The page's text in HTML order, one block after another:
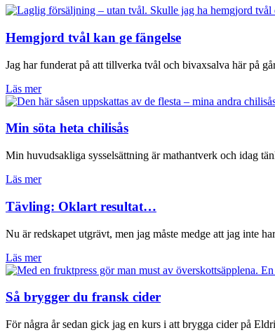
Hemgjord tvål kan ge fängelse
Jag har funderat på att tillverka tvål och bivaxsalva här på
Läs mer
Min söta heta chilisås
Min huvudsakliga sysselsättning är mathantverk och idag
Läs mer
Tävling: Oklart resultat…
Nu är redskapet utgrävt, men jag måste medge att jag inte
Läs mer
Så brygger du fransk cider
För några år sedan gick jag en kurs i att brygga cider på